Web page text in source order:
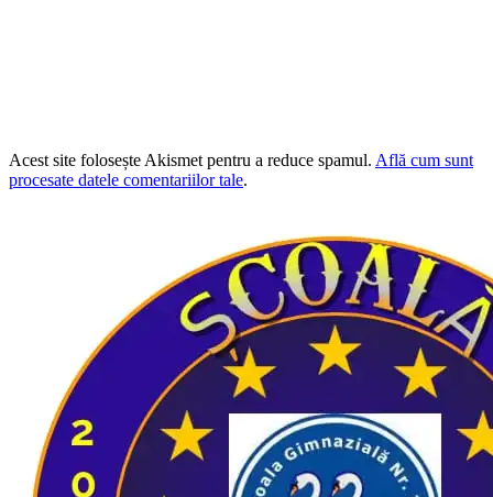
Acest site folosește Akismet pentru a reduce spamul. Află cum sunt
procesate datele comentariilor tale.